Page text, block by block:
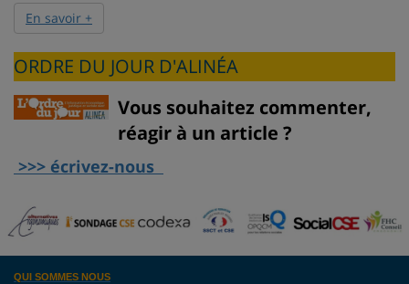
En savoir +
ORDRE DU JOUR D'ALINÉA
Vous souhaitez commenter,
réagir à un article ?
>>> écrivez-nous
QUI SOMMES NOUS